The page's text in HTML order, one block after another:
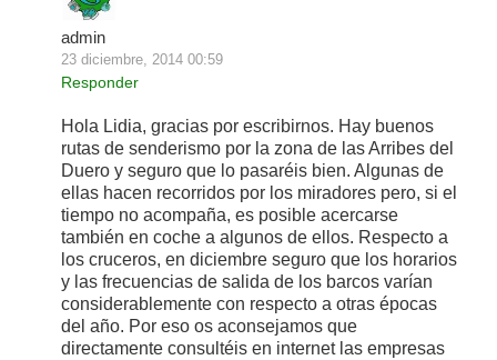
admin
23 diciembre, 2014 00:59
Responder
Hola Lidia, gracias por escribirnos. Hay buenos
rutas de senderismo por la zona de las Arribes del
Duero y seguro que lo pasaréis bien. Algunas de
ellas hacen recorridos por los miradores pero, si el
tiempo no acompaña, es posible acercarse
también en coche a algunos de ellos. Respecto a
los cruceros, en diciembre seguro que los horarios
y las frecuencias de salida de los barcos varían
considerablemente con respecto a otras épocas
del año. Por eso os aconsejamos que
directamente consultéis en internet las empresas